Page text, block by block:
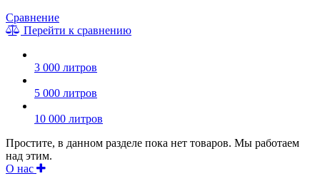
Сравнение
Перейти к сравнению
3 000 литров
5 000 литров
10 000 литров
Простите, в данном разделе пока нет товаров. Мы работаем
над этим.
О нас